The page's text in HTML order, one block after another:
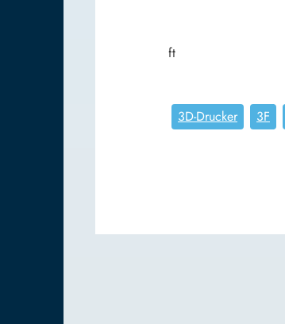
ft
3D-Drucker 3F